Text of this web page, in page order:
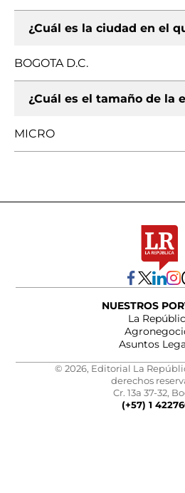
¿Cuál es la ciudad en el
BOGOTA D.C.
¿Cuál es el tamaño de la
MICRO
NUESTROS
La
Asuntos
© 2026, Editorial La
derechos
Cr. 13a 37-32,
(+57) 1